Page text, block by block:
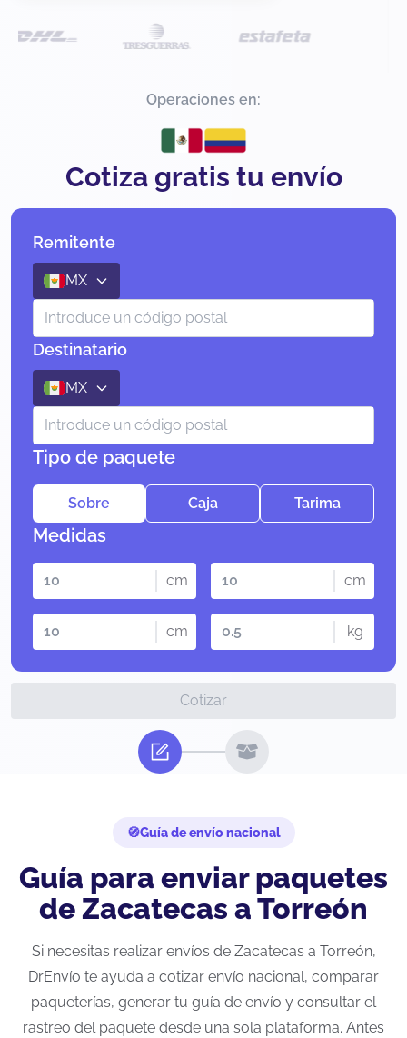
Operaciones en:
Cotiza gratis tu envío
Remitente
MX
Destinatario
MX
Tipo de paquete
Sobre Caja Tarima
Medidas
cm cm
cm kg
Cotizar
Guía de envío nacional
Guía para enviar paquetes
de Zacatecas a Torreón
Si necesitas realizar envíos de Zacatecas a Torreón,
DrEnvío te ayuda a cotizar envío nacional, comparar
paqueterías, generar tu guía de envío y consultar el
rastreo del paquete desde una sola plataforma. Antes